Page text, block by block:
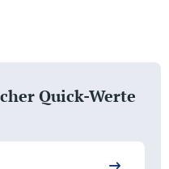
Quick-Werte